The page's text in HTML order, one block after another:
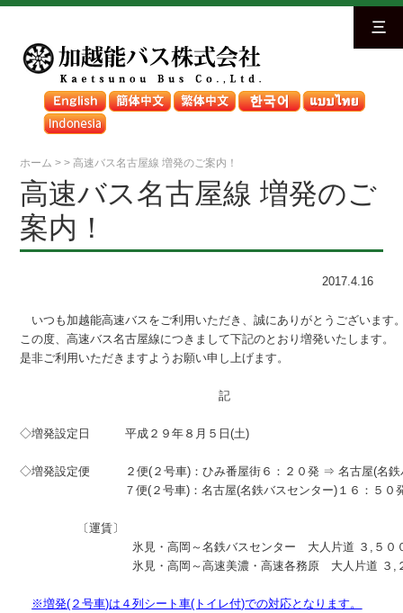
三
ホーム >>高速バス名古屋線 増発のご案内！
高速バス名古屋線 増発のご
案内！
2017.4.16
いつも加越能高速バスをご利用いただき、誠にありがとうございます
この度、高速バス名古屋線につきまして下記のとおり増発いたします。
是非ご利用いただきますようお願い申し上げます。
記
◇増発設定日　　　平成２９年８月５日(土)
◇増発設定便　　　２便(２号車)：ひみ番屋街６：２０発 ⇒ 名古屋(名
７便(２号車)：名古屋(名鉄バスセンター)１６：５０発 ⇒
                〔運賃〕
氷見・高岡～名鉄バスセンター　大人片道 ３,５０
氷見・高岡～高速美濃・高速各務原　大人片道 ３,２
※増発(２号車)は４列シート車(トイレ付)での対応となります。